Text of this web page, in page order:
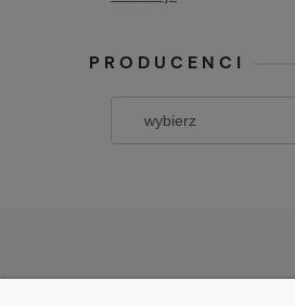
PRODUCENCI